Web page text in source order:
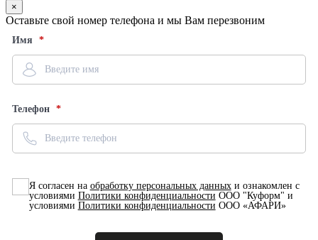
×
Оставьте свой номер телефона и мы Вам перезвоним
Имя
Телефон
Я согласен на обработку персональных данныхи ознакомлен с
условиями Политики конфиденциальности ООО "Куформ" и
условиями Политики конфиденциальности ООО «АФАРИ»